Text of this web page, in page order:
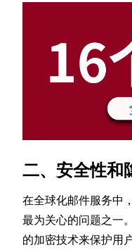
二、安全性和
在全球化邮件服务中
最为关心的问题之一
的加密技术来保护用